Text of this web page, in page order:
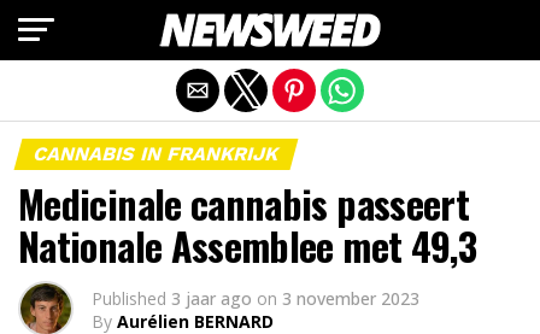
CANNABIS IN FRANKRIJK
Medicinale cannabis passeert
Nationale Assemblee met 49,3
Published 3 jaar ago on 3 november 2023
By Aurélien BERNARD
Mobiele versie afsluiten